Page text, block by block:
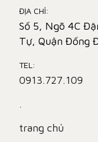
ĐỊA CHỈ:
Số 5, Ngõ 4C
Tự, Quận Đống
TEL:
0913.727.109
.
trang chủ